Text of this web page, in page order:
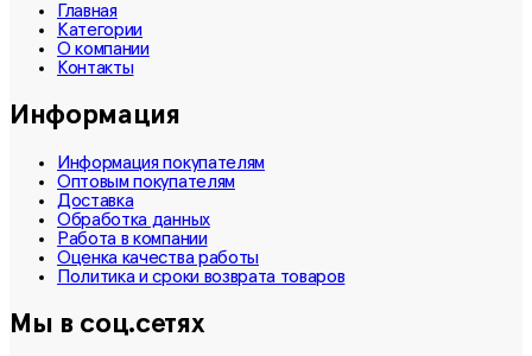
Главная
Категории
О компании
Контакты
Информация
Информация покупателям
Оптовым покупателям
Доставка
Обработка данных
Работа в компании
Оценка качества работы
Политика и сроки возврата товаров
Мы в соц.сетях